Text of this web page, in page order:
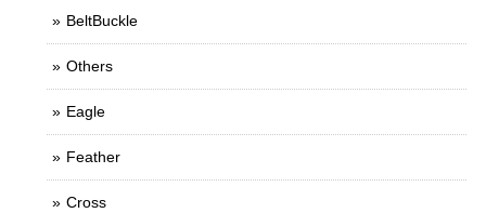
BeltBuckle
Others
Eagle
Feather
Cross